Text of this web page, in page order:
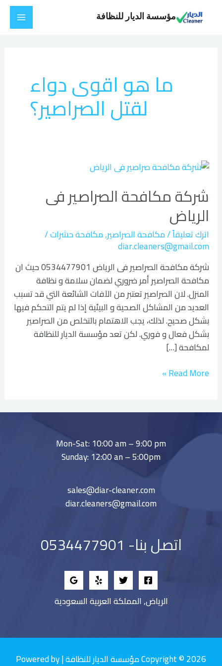
مؤسسة الديار للنظافة
Main
ما هو اقوى دواء
لقتل الصراصير؟
شركة مكافحة الصراصير فى
الرياض
اترك تعليقاً/مكافحة الصراصير,مكافحة حشرات/
diar.cleaners@gmail.com
شركة مكافحة الصراصير فى الرياض 0534477901 حيث ان
مكافحة الصراصير أمر ضروري لضمان سلامة و نظافة
المنزل. لان الصراصير تعتبر من الآفات الشائعة التي قد تسبب
العديد من المشاكل الصحية و البيئية إذا لم يتم التحكم فيها
بشكل صحيح. لذلك، يجب الاهتمام بالتخلص من الصراصير
بشكل فعال و فوري. لكن تعد مؤسسة الديار للنظافة
لمكافحة […]
شركة
الصراصير
فى
الرياض
Read More »
Mon-Sat: 10:00 am – 9:00 pm
Sunday: 12:00 an – 5:00pm
sales@diar-cleaner.com
diar.cleaners@gmail.com
اتصل بنا- 0534477901
الرياض, المملكة العربية السعودية
Copyright © 2026 مؤسسة الديار للنظافة | Powered by